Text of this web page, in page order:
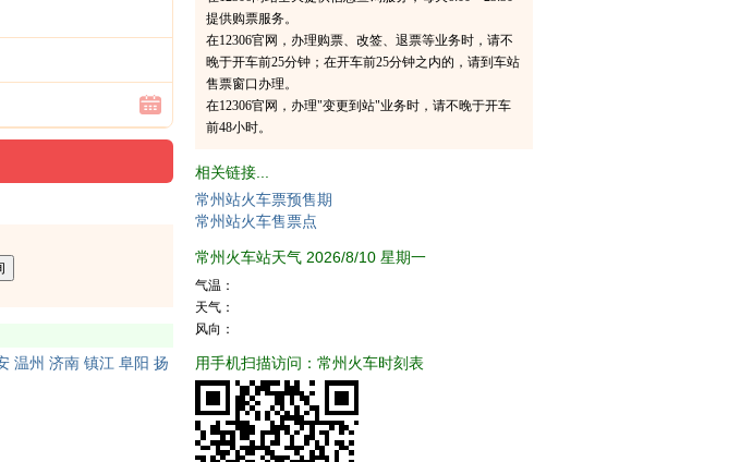
温州 济南 镇江 阜阳 扬
提供购票服务。
在12306官网，办理购票、改签、退票等业务时，请不
晚于开车前25分钟；在开车前25分钟之内的，请到车站
售票窗口办理。
在12306官网，办理"变更到站"业务时，请不晚于开车
前48小时。
相关链接...
常州站火车票预售期
常州站火车售票点
常州火车站天气 2026/8/10 星期一
气温：
天气：
风向：
用手机扫描访问：常州火车时刻表